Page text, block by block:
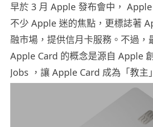
早於 3 月 Apple 發布會中，
不少 Apple 迷的焦點，更標誌著
融市場，提供信月卡服務。不過，
Apple Card 的概念是源自 Apple
Jobs ，讓 Apple Card 成為「教主